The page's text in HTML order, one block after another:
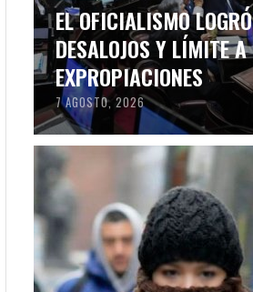
EL OFICIALISMO LOGRÓ
DESALOJOS Y LÍMITE A
EXPROPIACIONES
7 AGOSTO, 2026